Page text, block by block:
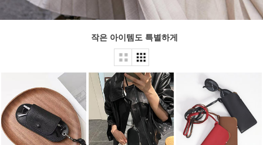
작은 아이템도 특별하게